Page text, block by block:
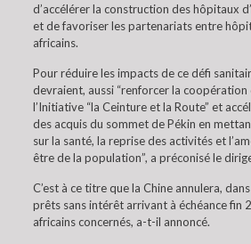
d’accélérer la construction des hôpitaux
et de favoriser les partenariats entre
africains.
Pour réduire les impacts de ce défi
devraient, aussi “renforcer la coopération
l’Initiative “la Ceinture et la Route” et
des acquis du sommet de Pékin en
sur la santé, la reprise des activités et
être de la population”, a préconisé le
C’est à ce titre que la Chine annulera,
prêts sans intérêt arrivant à échéance fin
africains concernés, a-t-il annoncé.